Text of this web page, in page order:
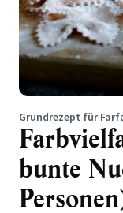
Grundrezept für
bunte